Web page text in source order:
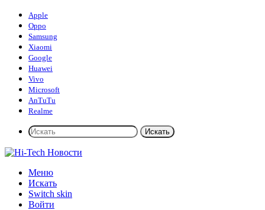
Apple
Oppo
Samsung
Xiaomi
Google
Huawei
Vivo
Microsoft
AnTuTu
Realme
Искать
Меню
Искать
Switch skin
Войти